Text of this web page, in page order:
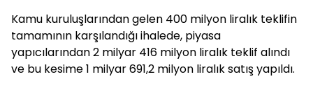
Kamu kuruluşlarından gelen 400 milyon liralık teklifin
tamamının karşılandığı ihalede, piyasa
yapıcılarından 2 milyar 416 milyon liralık teklif alındı
ve bu kesime 1 milyar 691,2 milyon liralık satış yapıldı.